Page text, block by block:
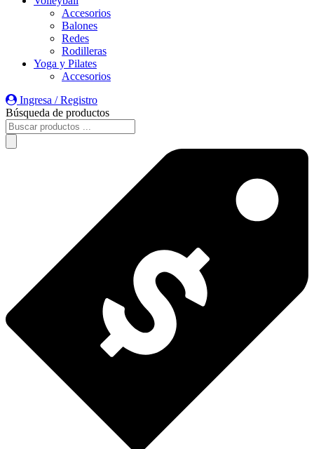
Accesorios
Balones
Redes
Rodilleras
Yoga y Pilates
Accesorios
Ingresa / Registro
Búsqueda de productos